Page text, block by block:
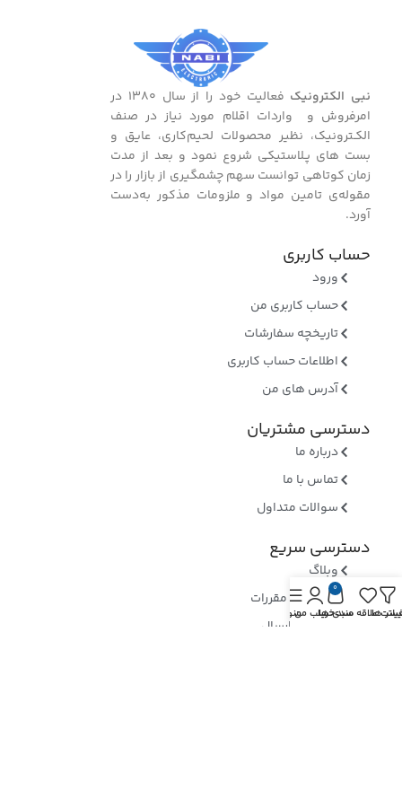
نبی الکترونیک
فعالیت خود را از سال ۱۳۸۰ در
امرفروش و واردات اقلام مورد نیاز در صنف
الکـترونیک، نظیر محصولات لحیم‌کاری، عایق و
بست ‌های پـلاستیکی شروع نمود و بعد از مدت
زمان کوتاهی توانست سهم چشمگیری از بازار را در
مقوله‌ی تامین مواد و ملزومات مذکور به‌دست
آورد.
حساب کاربری
ورود
حساب کاربری من
تاریخچه سفارشات
اطلاعات حساب کاربری
آدرس های من
دسترسی مشتریان
درباره ما
تماس با ما
سوالات متداول
دسترسی سریع
وبلاگ
قوانین و مقررات
روشهای ارسال
ها
علاقه مندی ها
0
سبد خریدحساب منمنو